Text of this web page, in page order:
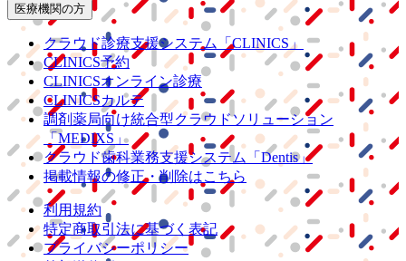
医療機関の方
クラウド診療支援システム
「CLINICS」
CLINICS予約
CLINICSオンライン診療
CLINICSカルテ
調剤薬局向け統合型クラウドソリューション
「MEDIXS」
クラウド歯科業務支援システム
「Dentis」
掲載情報の修正・削除はこちら
利用規約
特定商取引法に基づく表記
プライバシーポリシー